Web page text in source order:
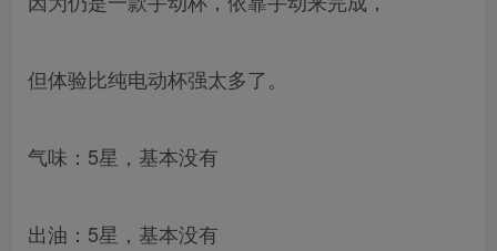
但体验比纯电动杯强太多了。
气味：5星，基本没有
出油：5星，基本没有